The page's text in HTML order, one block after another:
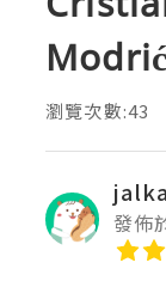
瀏覽次數:43
發佈